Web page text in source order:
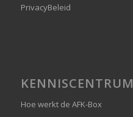
PrivacyBeleid
KENNISCENTRUM
Hoe werkt de AFK-Box